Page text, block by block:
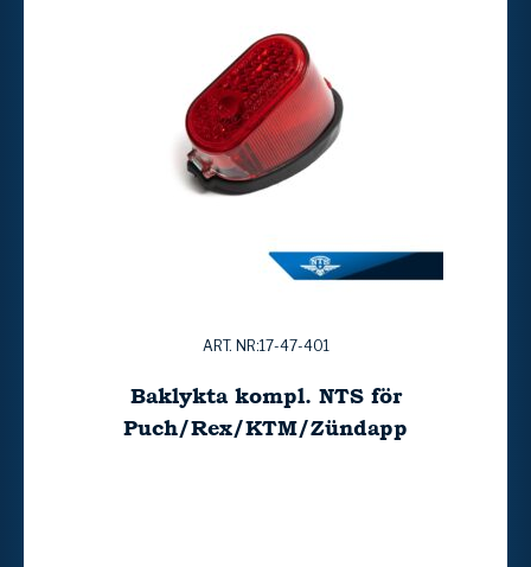
ART. NR:17-47-401
Baklykta kompl. NTS för
Puch/Rex/KTM/Zündapp